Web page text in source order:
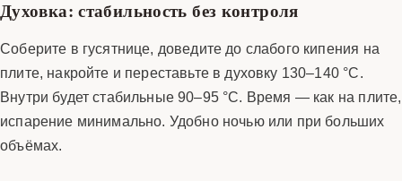
Духовка: стабильность без контроля
Соберите в гусятнице, доведите до слабого кипения на
плите, накройте и переставьте в духовку 130–140 °C.
Внутри будет стабильные 90–95 °C. Время — как на плите,
испарение минимально. Удобно ночью или при больших
объёмах.